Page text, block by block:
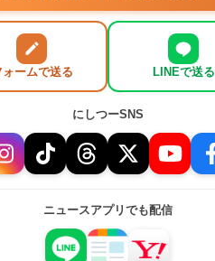
ォームで送る LINEで送る
にしつーSNS
ニュースアプリでも配信